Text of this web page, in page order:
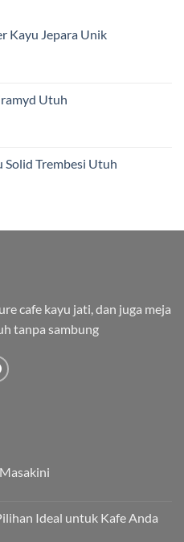
Kayu Jepara Unik
Utuh
Solid Trembesi Utuh
cafe kayu jati, dan juga meja
tanpa sambung
Ideal untuk Kafe Anda